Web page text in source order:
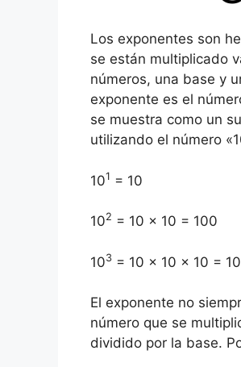
Los exponentes son
se están multiplicado
números, una base y
exponente es el
se muestra como un
utilizando el número
101 = 10
102 = 10 x 10 = 100
103 = 10 x 10 x 10 =
El exponente no
número que se
dividido por la base.